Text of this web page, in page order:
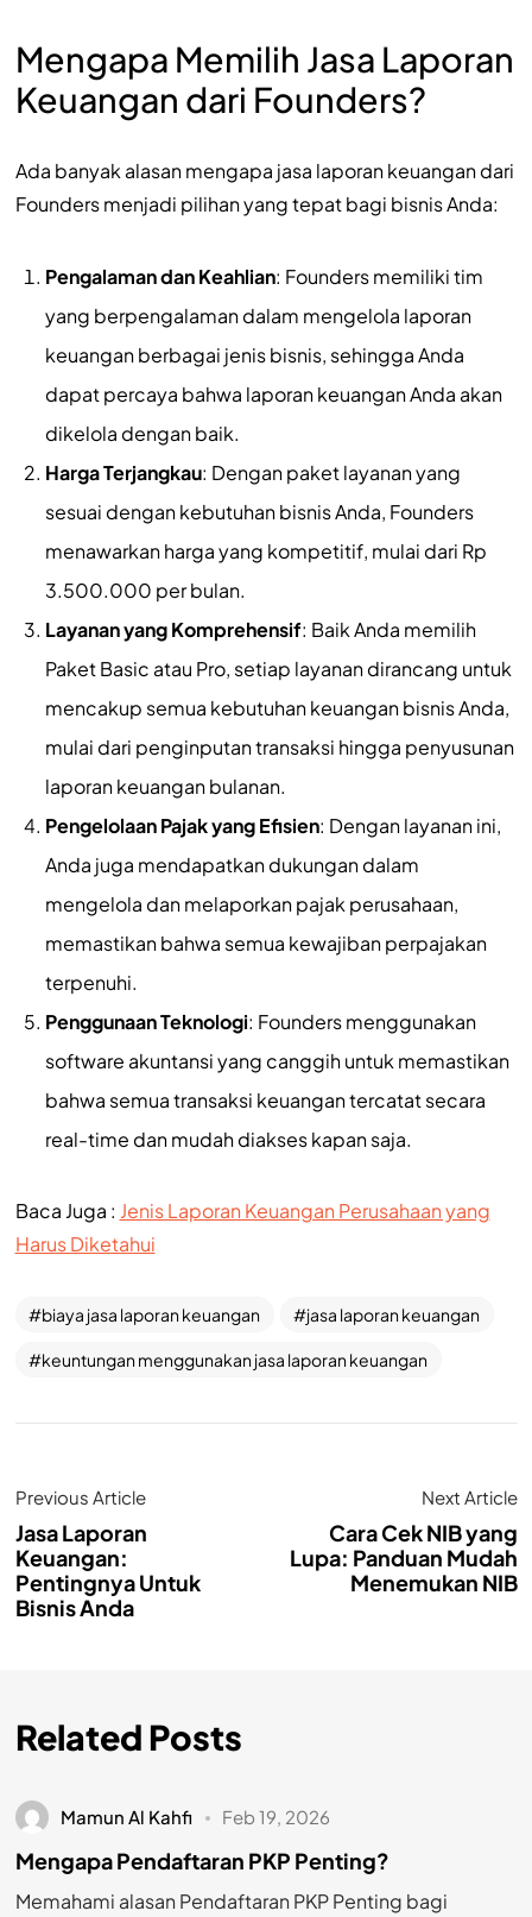
Mengapa Memilih Jasa Laporan
Keuangan dari Founders?
Ada banyak alasan mengapa jasa laporan keuangan dari
Founders menjadi pilihan yang tepat bagi bisnis Anda:
Pengalaman dan Keahlian: Founders memiliki tim
yang berpengalaman dalam mengelola laporan
keuangan berbagai jenis bisnis, sehingga Anda
dapat percaya bahwa laporan keuangan Anda akan
dikelola dengan baik.
Harga Terjangkau: Dengan paket layanan yang
sesuai dengan kebutuhan bisnis Anda, Founders
menawarkan harga yang kompetitif, mulai dari Rp
3.500.000 per bulan.
Layanan yang Komprehensif: Baik Anda memilih
Paket Basic atau Pro, setiap layanan dirancang untuk
mencakup semua kebutuhan keuangan bisnis Anda,
mulai dari penginputan transaksi hingga penyusunan
laporan keuangan bulanan.
Pengelolaan Pajak yang Efisien: Dengan layanan ini,
Anda juga mendapatkan dukungan dalam
mengelola dan melaporkan pajak perusahaan,
memastikan bahwa semua kewajiban perpajakan
terpenuhi.
Penggunaan Teknologi: Founders menggunakan
software akuntansi yang canggih untuk memastikan
bahwa semua transaksi keuangan tercatat secara
real-time dan mudah diakses kapan saja.
Baca Juga : Jenis Laporan Keuangan Perusahaan yang
Harus Diketahui
biaya jasa laporan keuangan jasa laporan keuangan
keuntungan menggunakan jasa laporan keuangan
Previous Article
Jasa Laporan
Keuangan:
Pentingnya Untuk
Bisnis Anda
Next Article
Cara Cek NIB yang
Lupa: Panduan Mudah
Menemukan NIB
Related Posts
Mamun Al Kahfi Feb 19, 2026
Mengapa Pendaftaran PKP Penting?
Memahami alasan Pendaftaran PKP Penting bagi